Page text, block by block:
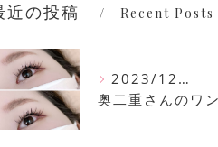
近の投稿 Recent Posts
2023/12/16